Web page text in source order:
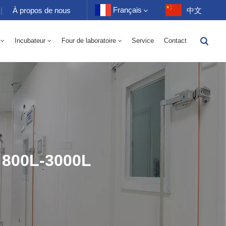
| À propos de nous Français
Français
Português
中文
Incubateur Four de laboratoire Service Contact
3000L